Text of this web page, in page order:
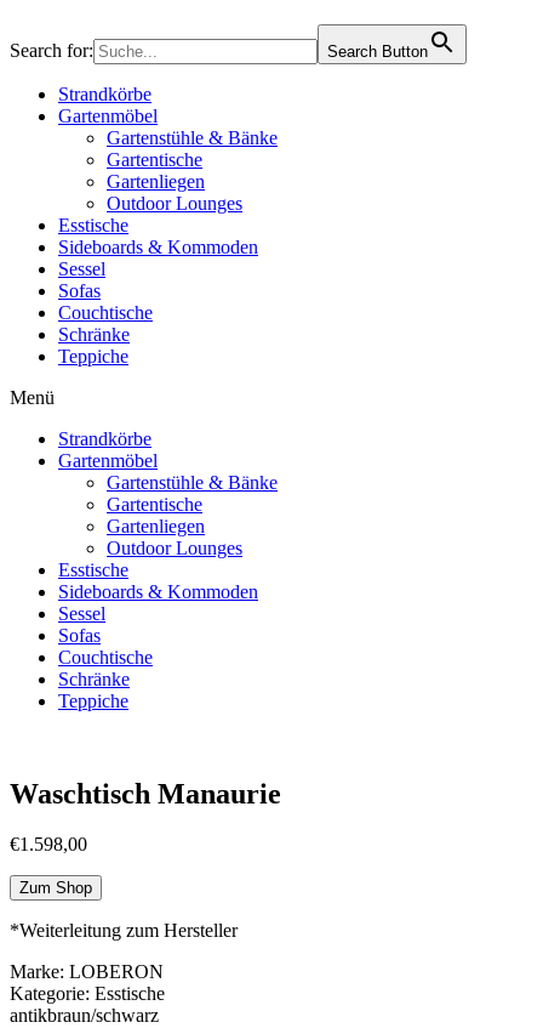
Search for: Search Button
Strandkörbe
Gartenmöbel
Gartenstühle & Bänke
Gartentische
Gartenliegen
Outdoor Lounges
Esstische
Sideboards & Kommoden
Sessel
Sofas
Couchtische
Schränke
Teppiche
Menü
Strandkörbe
Gartenmöbel
Gartenstühle & Bänke
Gartentische
Gartenliegen
Outdoor Lounges
Esstische
Sideboards & Kommoden
Sessel
Sofas
Couchtische
Schränke
Teppiche
Waschtisch Manaurie
€1.598,00
Zum Shop
*Weiterleitung zum Hersteller
Marke: LOBERON
Kategorie: Esstische
antikbraun/schwarz